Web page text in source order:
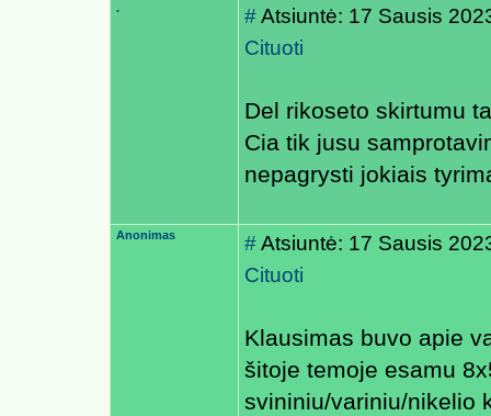
. #Atsiuntė: 17 Sausis
Cituoti
Del rikoseto skirtumu
Cia tik jusu
nepagrysti jokiais
Anonimas #Atsiuntė: 17 Sausis
Cituoti
Klausimas buvo apie
šitoje temoje esamu
svininiu/variniu/nikelio